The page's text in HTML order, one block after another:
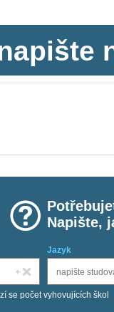
Napište,
Jazyk
se počet vyhovujících škol